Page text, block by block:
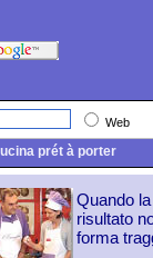
Web
prét à porter
Quando
risultato
forma